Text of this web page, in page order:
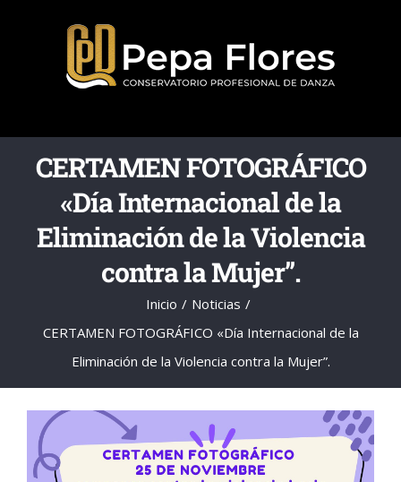
CERTAMEN FOTOGRÁFICO
«Día Internacional de la
Eliminación de la Violencia
contra la Mujer”.
Inicio
Noticias
CERTAMEN FOTOGRÁFICO «Día Internacional de la
Eliminación de la Violencia contra la Mujer”.